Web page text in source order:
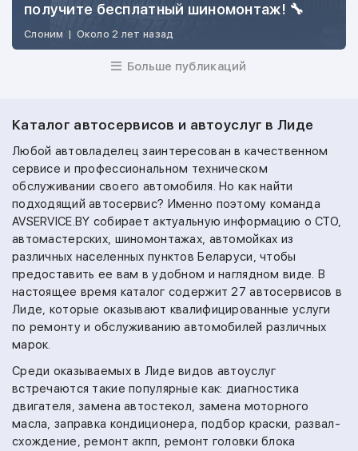
получите бесплатный шиномонтаж! 🔧
Слоним | Около 2 лет назад
Больше публикаций
Каталог автосервисов и автоуслуг в Лиде
Любой автовладелец заинтересован в качественном
сервисе и профессиональном техническом
обслуживании своего автомобиля. Но как найти
подходящий автосервис? Именно поэтому команда
AVSERVICE.BY собирает актуальную информацию о СТО,
автомастерских, шиномонтажах, автомойках из
различных населенных пунктов Беларуси, чтобы
предоставить ее вам в удобном и наглядном виде. В
настоящее время каталог содержит 27 автосервисов в
Лиде, которые оказывают квалифицированные услуги
по ремонту и обслуживанию автомобилей различных
марок.
Среди оказываемых в Лиде видов автоуслуг
встречаются такие популярные как: диагностика
двигателя,замена автостекол, замена моторного
масла, заправка кондиционера, подбор краски, развал-
схождение,ремонт акпп, ремонт головки блока